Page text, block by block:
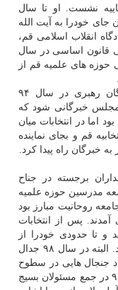
نشست. او تا سال
جای خودرا به آیت الله
انقلاب اسلامی قم،
قانون اساسی در سال
حوزه های علمیه قم از
یزدی در انتخابات دوره پنجم مجلس خبرگان رهبری در سال ۹۴
مجلس خبرگانی شود که
بود اما در انتخابات میان
۹۸ از حوزه انتخابیه قم و بجای نماینده
خبرگان راه پیدا کرد.
برجسته در جناح
مدرسین حوزه علمیه
روحانیت مبارز بود
پس از انتخابات
شد و تا حدودی خودرا از
صحنه سیاسی کنار کشید و سکوت پیشه کرد. البته در سال ۹۸ جدال
جنجال هایی در سطوح
بالای روحانیت سیاسی شد. یزدی در مرداد ۹۸ در جمع مسئولان بسیج